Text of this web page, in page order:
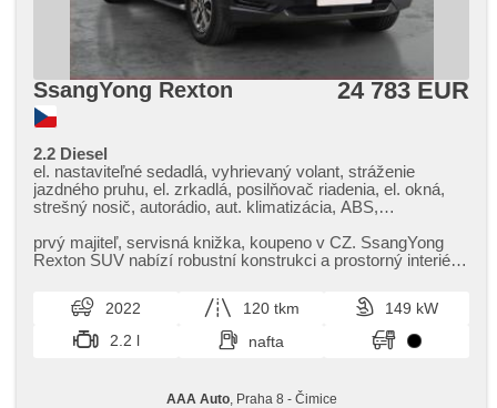
SsangYong Rexton 24 783 EUR
2.2 Diesel
el. nastaviteľné sedadlá, vyhrievaný volant, stráženie
jazdného pruhu, el. zrkadlá, posilňovač riadenia, el. okná,
strešný nosič, autorádio, aut. klimatizácia, ABS,
zamykanie, palubný počítač, el. sklopné zrkadlá, stabilizácia
podvozka (ESP), hmlové svetlá, vyhrievané sedadlá,
senzor tlaku v pneumatikách, USB, aut. prevodovka, pohon
prvý majiteľ,​ servisná knižka,​ koupeno v CZ. SsangYong
Rexton SUV nabízí robustní konstrukci a prostorný interiér,​
2022 120 tkm
149 kW
2.2 l
nafta
AAA Auto, Praha 8 - Čimice